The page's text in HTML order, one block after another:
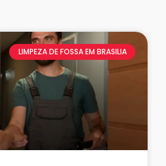
LIMPEZA DE FOSSA EM BRASILIA